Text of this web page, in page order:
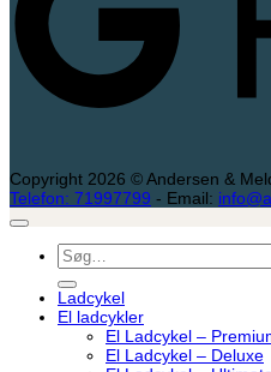
Copyright 2026 © Andersen &
Telefon: 71997799 - Email:
Søg
efter:
Ladcykel
El ladcykler
El Ladcykel –
El Ladcykel – Deluxe